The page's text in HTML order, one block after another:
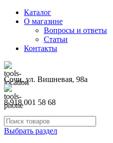
Каталог
О магазине
Вопросы и ответы
Статьи
Контакты
Сочи, ул. Вишневая, 98а
8 918 001 58 68
Выбрать раздел